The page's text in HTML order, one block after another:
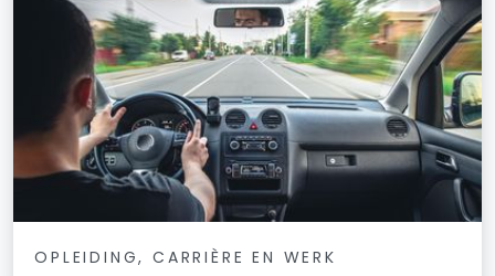
OPLEIDING, CARRIÈRE EN WERK